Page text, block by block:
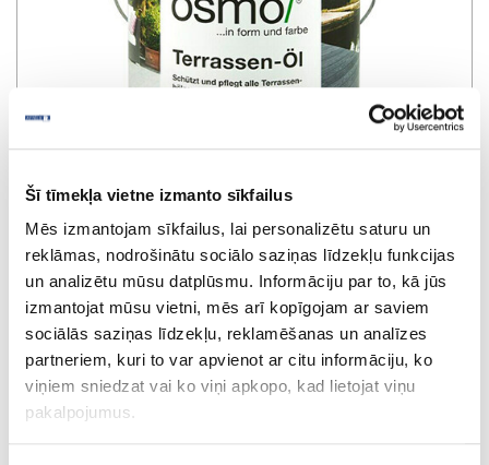
Šī tīmekļa vietne izmanto sīkfailus
Mēs izmantojam sīkfailus, lai personalizētu saturu un
reklāmas, nodrošinātu sociālo saziņas līdzekļu funkcijas
un analizētu mūsu datplūsmu. Informāciju par to, kā jūs
izmantojat mūsu vietni, mēs arī kopīgojam ar saviem
sociālās saziņas līdzekļu, reklamēšanas un analīzes
partneriem, kuri to var apvienot ar citu informāciju, ko
viņiem sniedzat vai ko viņi apkopo, kad lietojat viņu
pakalpojumus.
Terrace oil Osmo Terrassen-Öl 019, grey
Ask question
Share product link